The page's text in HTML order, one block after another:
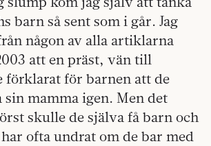
barn så sent som i går. Jag
någon av alla artiklarna
att en präst, vän till
förklarat för barnen att de
mamma igen. Men det
skulle de själva få barn och
ofta undrat om de bar med